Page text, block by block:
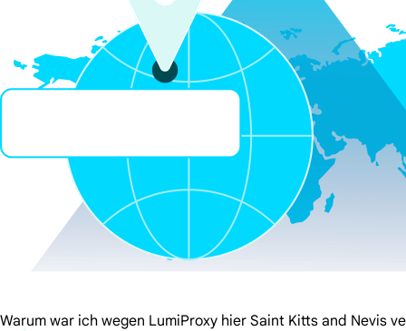
Warum war ich wegen LumiProxy hier Saint Kitts and Nevis